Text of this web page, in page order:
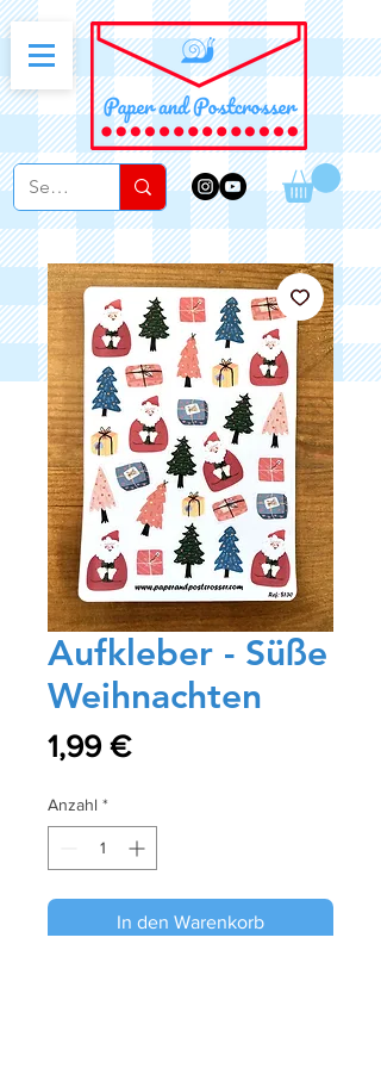
Aufkleber - Süße
Weihnachten
1,99 €Preis
Anzahl *
In den Warenkorb